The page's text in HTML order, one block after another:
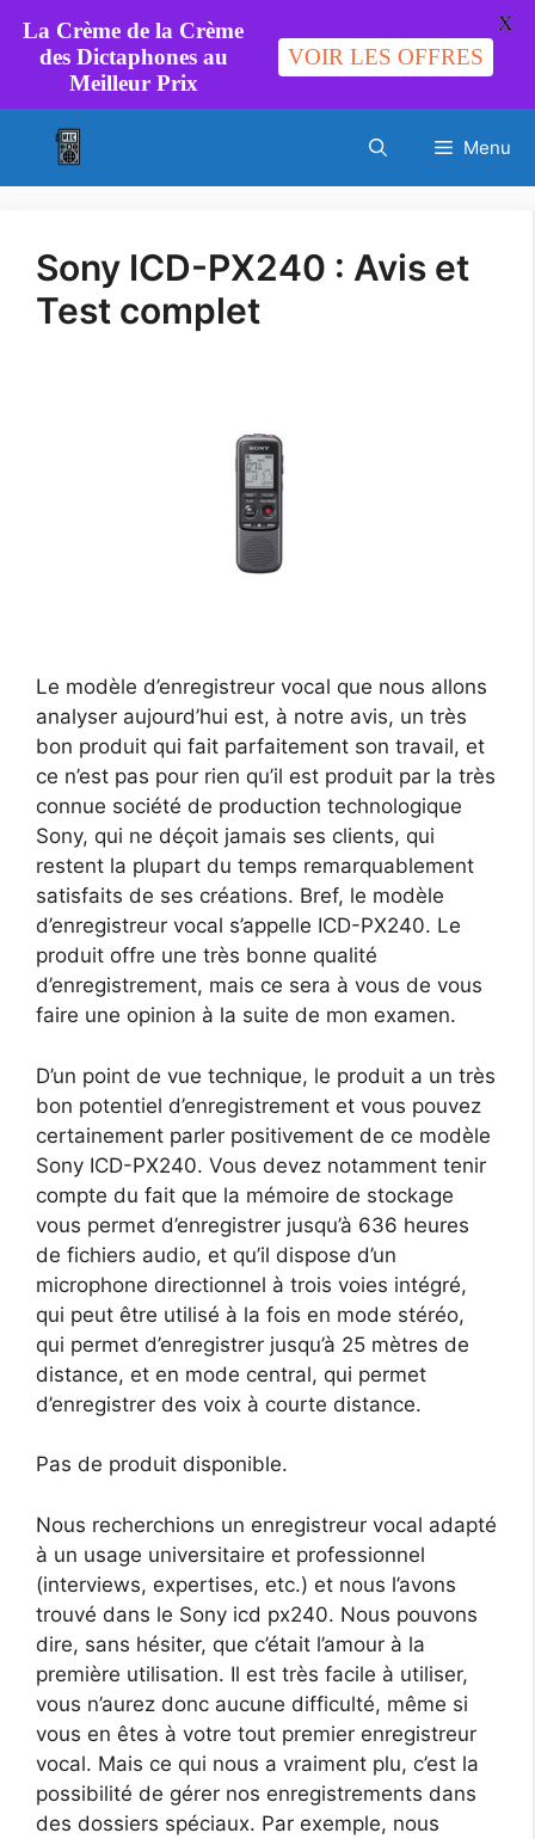
contenu
Menu
Sony ICD-PX240 : Avis et
Test complet
Le modèle d’enregistreur vocal que nous allons
analyser aujourd’hui est, à notre avis, un très
bon produit qui fait parfaitement son travail, et
ce n’est pas pour rien qu’il est produit par la très
connue société de production technologique
Sony, qui ne déçoit jamais ses clients, qui
restent la plupart du temps remarquablement
satisfaits de ses créations. Bref, le modèle
d’enregistreur vocal s’appelle ICD-PX240. Le
produit offre une très bonne qualité
d’enregistrement, mais ce sera à vous de vous
faire une opinion à la suite de mon examen.
D’un point de vue technique, le produit a un très
bon potentiel d’enregistrement et vous pouvez
certainement parler positivement de ce modèle
Sony ICD-PX240. Vous devez notamment tenir
compte du fait que la mémoire de stockage
vous permet d’enregistrer jusqu’à 636 heures
de fichiers audio, et qu’il dispose d’un
microphone directionnel à trois voies intégré,
qui peut être utilisé à la fois en mode stéréo,
qui permet d’enregistrer jusqu’à 25 mètres de
distance, et en mode central, qui permet
d’enregistrer des voix à courte distance.
Pas de produit disponible.
Nous recherchions un enregistreur vocal adapté
à un usage universitaire et professionnel
(interviews, expertises, etc.) et nous l’avons
trouvé dans le Sony icd px240. Nous pouvons
dire, sans hésiter, que c’était l’amour à la
première utilisation. Il est très facile à utiliser,
vous n’aurez donc aucune difficulté, même si
vous en êtes à votre tout premier enregistreur
vocal. Mais ce qui nous a vraiment plu, c’est la
possibilité de gérer nos enregistrements dans
des dossiers spéciaux. Par exemple, nous
La Crème de la Crème
des Dictaphones au
Meilleur Prix
VOIR LES OFFRES
X